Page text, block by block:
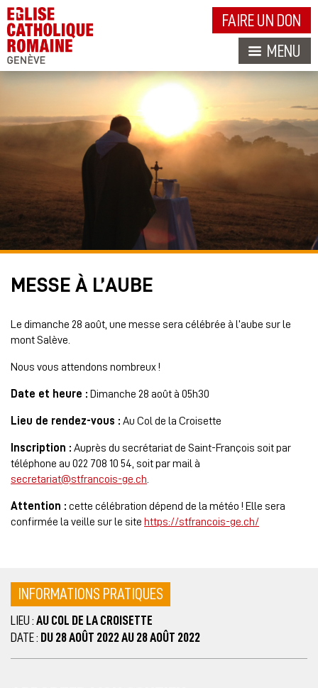
FAIRE UN DON
MENU
MESSE À L’AUBE
Le dimanche 28 août, une messe sera célébrée à l’aube sur le
mont Salève.
Nous vous attendons nombreux !
Date et heure : Dimanche 28 août à 05h30
Lieu de rendez-vous : Au Col de la Croisette
Inscription : Auprès du secrétariat de Saint-François soit par
téléphone au 022 708 10 54, soit par mail à
secretariat@stfrancois-ge.ch
Attention : cette célébration dépend de la météo ! Elle sera
confirmée la veille sur le site https://stfrancois-ge.ch/
INFORMATIONS PRATIQUES
LIEU : AU COL DE LA CROISETTE
DATE : DU 28 AOÛT 2022 AU 28 AOÛT 2022